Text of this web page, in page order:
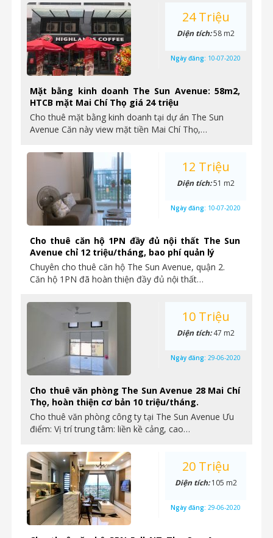
Mặt bằng kinh doanh The Sun Avenue: 58m2,
HTCB mặt Mai Chí Thọ giá 24 triệu
Cho thuê mặt bằng kinh doanh tại dự án The Sun
Avenue Căn này view mặt tiền Mai Chí Thọ,…
24 Triệu
Diện tích:58 m2
Ngày đăng: 10-07-2020
Cho thuê căn hộ 1PN đầy đủ nội thất The Sun
Avenue chỉ 12 triệu/tháng, bao phí quản lý
Chuyên cho thuê căn hộ The Sun Avenue, quận 2.
Căn hộ 1PN đã hoàn thiện đầy đủ nội thất…
12 Triệu
Diện tích:51 m2
Ngày đăng: 10-07-2020
Cho thuê văn phòng The Sun Avenue 28 Mai Chí
Thọ, hoàn thiện cơ bản 10 triệu/tháng.
Cho thuê văn phòng công ty tại The Sun Avenue Ưu
điểm: Vị trí trung tâm: liền kề cảng, cao…
10 Triệu
Diện tích:47 m2
Ngày đăng: 29-06-2020
20 Triệu
Diện tích:105 m2
Ngày đăng: 29-06-2020